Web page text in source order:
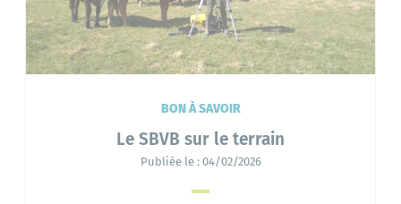
BON À SAVOIR
Le SBVB sur le terrain
Publiée le : 04/02/2026